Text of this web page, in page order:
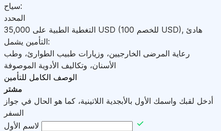
سياح:
المحدد
التغطية الطبية على 35,000 USD USD), هادئ
التأمين يشمل:
رعاية المرضى الخارجيين، وزيارات طبيب الطوارئ، وطب
الأسنان، وتكاليف الأدوية الموصوفة
الوصف الكامل للتأمين
مشتر
أدخل لقبك واسمك الأول بالأبجدية اللاتينية، كما هو الحال في جواز
السفر
لاسم الأول